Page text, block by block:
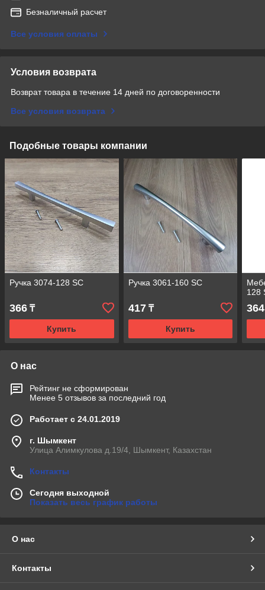
Безналичный расчет
Все условия оплаты
Условия возврата
Возврат товара в течение 14 дней по договоренности
Все условия возврата
Подобные товары компании
Ручка 3074-128 SC
366 ₸
Купить
Ручка 3061-160 SC
417₸
Купить
128
364
О нас
Рейтинг не сформирован
Менее 5 отзывов за последний год
Работает с 24.01.2019
г. Шымкент
Улица Алимкулова д.19/4, Шымкент, Казахстан
Контакты
Сегодня выходной
Показать весь график работы
О нас
Контакты